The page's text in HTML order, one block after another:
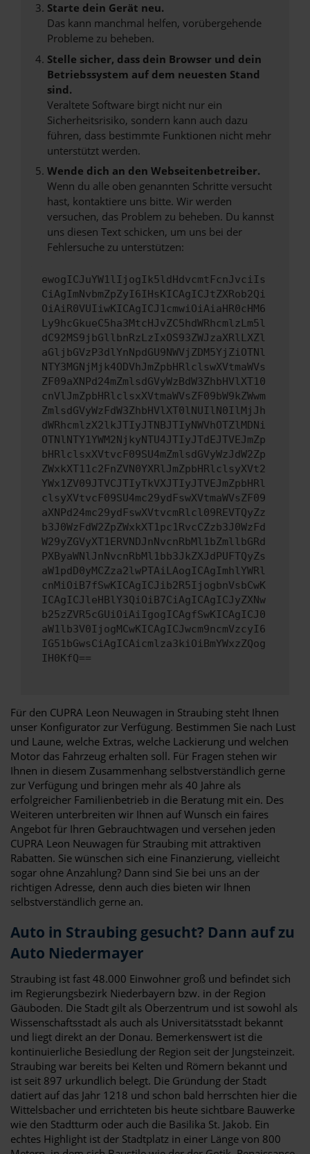
Starte dein Gerät neu.
Das kann manchmal helfen, vorübergehende
Probleme zu beheben.
Stelle sicher, dass dein Browser und dein
Betriebssystem auf dem neuesten Stand
sind.
Veraltete Software birgt nicht nur ein
Sicherheitsrisiko, sondern kann auch dazu
führen, dass bestimmte Funktionen nicht mehr
unterstützt werden.
Wende dich an den Webseitenbetreiber.
Wenn du alle oben genannten Schritte versucht
hast, kontaktiere uns bitte. Wir werden
versuchen, das Problem zu beheben. Du kannst
uns diesen Text schicken, um uns bei der
Fehlersuche zu unterstützen:
ewogICJuYW1lIjogIk5ldHdvcmtFcnJvciIs
CiAgImNvbmZpZyI6IHsKICAgICJtZXRob2Qi
OiAiR0VUIiwKICAgICJ1cmwiOiAiaHR0cHM6
Ly9hcGkueC5ha3MtcHJvZC5hdWRhcmlzLm5l
dC92MS9jbGllbnRzLzIxOS93ZWJzaXRlLXZl
aGljbGVzP3dlYnNpdGU9NWVjZDM5YjZiOTNl
NTY3MGNjMjk4ODVhJmZpbHRlclswXVtmaWVs
ZF09aXNPd24mZmlsdGVyWzBdW3ZhbHVlXT10
cnVlJmZpbHRlclsxXVtmaWVsZF09bW9kZWwm
ZmlsdGVyWzFdW3ZhbHVlXT0lNUIlN0IlMjJh
dWRhcmlzX2lkJTIyJTNBJTIyNWVhOTZlMDNi
OTNlNTY1YWM2NjkyNTU4JTIyJTdEJTVEJmZp
bHRlclsxXVtvcF09SU4mZmlsdGVyWzJdW2Zp
ZWxkXT11c2FnZVN0YXRlJmZpbHRlclsyXVt2
YWx1ZV09JTVCJTIyTkVXJTIyJTVEJmZpbHRl
clsyXVtvcF09SU4mc29ydFswXVtmaWVsZF09
aXNPd24mc29ydFswXVtvcmRlcl09REVTQyZz
b3J0WzFdW2ZpZWxkXT1pc1RvcCZzb3J0WzFd
W29yZGVyXT1ERVNDJnNvcnRbMl1bZmllbGRd
PXByaWNlJnNvcnRbMl1bb3JkZXJdPUFTQyZs
aW1pdD0yMCZza2lwPTAiLAogICAgImhlYWRl
cnMiOiB7fSwKICAgICJib2R5IjogbnVsbCwK
ICAgICJleHBlY3QiOiB7CiAgICAgICJyZXNw
b25zZVR5cGUiOiAiIgogICAgfSwKICAgICJ0
aW1lb3V0IjogMCwKICAgICJwcm9ncmVzcyI6
IG51bGwsCiAgICAicmlza3kiOiBmYWxzZQog
IH0KfQ==
Für den CUPRA Leon Neuwagen in Straubing steht Ihnen
unser Konfigurator zur Verfügung. Bestimmen Sie nach Lust
und Laune, welche Extras, welche Lackierung und welchen
Motor das Fahrzeug erhalten soll. Für Fragen stehen wir
Ihnen in diesem Zusammenhang selbstverständlich gerne
zur Verfügung und bringen mehr als 40 Jahre als
erfolgreicher Familienbetrieb in die Beratung mit ein. Des
Weiteren unterbreiten wir Ihnen auf Wunsch ein faires
Angebot für Ihren Gebrauchtwagen und versehen jeden
CUPRA Leon Neuwagen für Straubing mit attraktiven
Rabatten. Sie wünschen sich eine Finanzierung, vielleicht
sogar ohne Anzahlung? Dann sind Sie bei uns an der
richtigen Adresse, denn auch dies bieten wir Ihnen
selbstverständlich gerne an.
Auto in Straubing gesucht? Dann auf zu
Auto Niedermayer
Straubing ist fast 48.000 Einwohner groß und befindet sich
im Regierungsbezirk Niederbayern bzw. in der Region
Gäuboden. Die Stadt gilt als Oberzentrum und ist sowohl als
Wissenschaftsstadt als auch als Universitätsstadt bekannt
und liegt direkt an der Donau. Bemerkenswert ist die
kontinuierliche Besiedlung der Region seit der Jungsteinzeit.
Straubing war bereits bei Kelten und Römern bekannt und
ist seit 897 urkundlich belegt. Die Gründung der Stadt
datiert auf das Jahr 1218 und schon bald herrschten hier die
Wittelsbacher und errichteten bis heute sichtbare Bauwerke
wie den Stadtturm oder auch die Basilika St. Jakob. Ein
echtes Highlight ist der Stadtplatz in einer Länge von 800